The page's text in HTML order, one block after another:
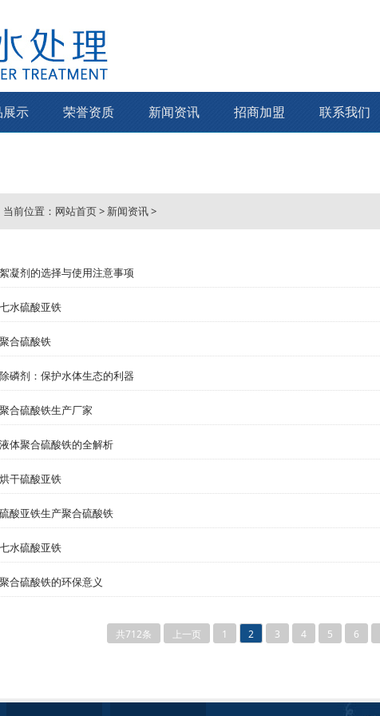
示 荣誉资质 新闻资讯 招商加盟 联系我们
当前位置： 网站首页> 新闻资讯>
凝剂的选择与使用注意事项
水硫酸亚铁
合硫酸铁
磷剂：保护水体生态的利器
合硫酸铁生产厂家
体聚合硫酸铁的全解析
干硫酸亚铁
酸亚铁生产聚合硫酸铁
水硫酸亚铁
合硫酸铁的环保意义
共712条 上一页 1 2 3 4 5 6